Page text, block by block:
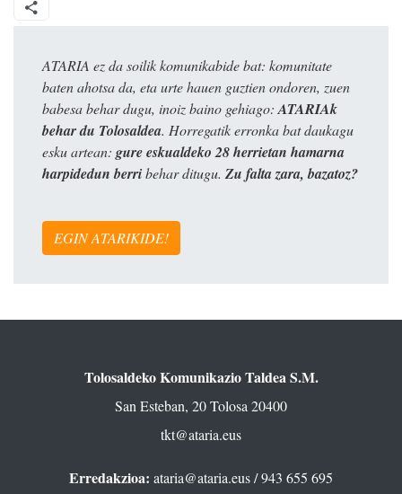
ATARIA ez da soilik komunikabide bat: komunitate
baten ahotsa da, eta urte hauen guztien ondoren, zuen
babesa behar dugu, inoiz baino gehiago: ATARIAk
behar du Tolosaldea. Horregatik erronka bat daukagu
esku artean: gure eskualdeko 28 herrietan hamarna
harpidedun berribehar ditugu. Zu falta zara, bazatoz?
EGIN ATARIKIDE!
Tolosaldeko Komunikazio Taldea S.M.
San Esteban, 20 Tolosa 20400
tkt@ataria.eus
Erredakzioa: ataria@ataria.eus/ 943 655 695